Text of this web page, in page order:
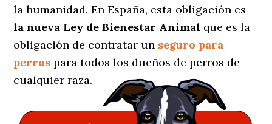
la humanidad. En España, esta obligación es
la nueva Ley de Bienestar Animal que es la
obligación de contratar un seguro para
perros para todos los dueños de perros de
cualquier raza.